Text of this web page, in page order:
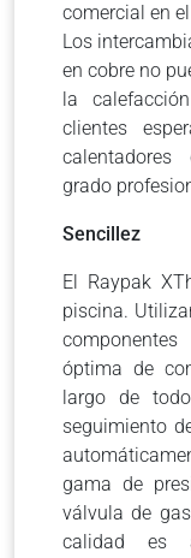
comercial en
Los
en cobre no
la
clientes
grado
Sencillez
El Raypak
piscina.
óptima de
largo de
seguimiento
gama de
válvula de
calidad es